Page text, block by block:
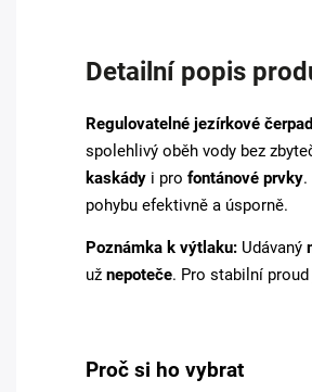
Detailní popis
Regulovatelné jezírkové
spolehlivý oběh vody bez
kaskády i pro fontánové prvky.
pohybu efektivně a úsporně.
Poznámka k výtlaku: Udávaný
už nepoteče. Pro stabilní
Proč si ho vybrat